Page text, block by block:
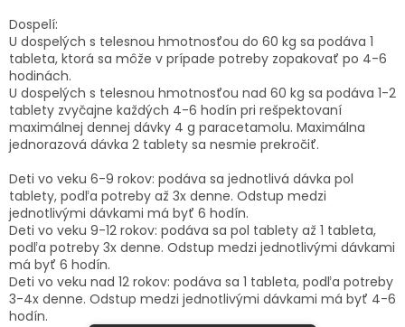
Dospelí:
U dospelých s telesnou hmotnosťou do 60 kg sa podáva 1
tableta, ktorá sa môže v prípade potreby zopakovať po 4-6
hodinách.
U dospelých s telesnou hmotnosťou nad 60 kg sa podáva 1-2
tablety zvyčajne každých 4-6 hodín pri rešpektovaní
maximálnej dennej dávky 4 g paracetamolu. Maximálna
jednorazová dávka 2 tablety sa nesmie prekročiť.
Deti vo veku 6-9 rokov: podáva sa jednotlivá dávka pol
tablety, podľa potreby až 3x denne. Odstup medzi
jednotlivými dávkami má byť 6 hodín.
Deti vo veku 9-12 rokov: podáva sa pol tablety až 1 tableta,
podľa potreby 3x denne. Odstup medzi jednotlivými dávkami
má byť 6 hodín.
Deti vo veku nad 12 rokov: podáva sa 1 tableta, podľa potreby
3-4x denne. Odstup medzi jednotlivými dávkami má byť 4-6
hodín.